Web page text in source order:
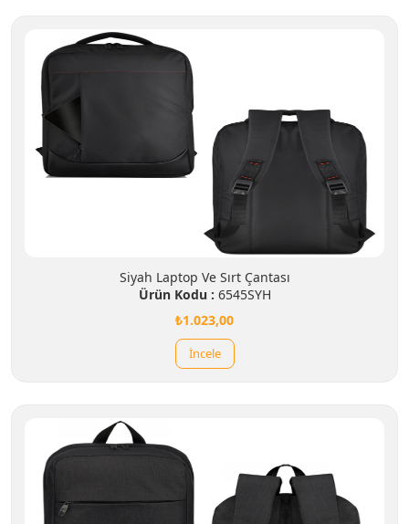
Siyah Laptop Ve Sırt Çantası
Ürün Kodu : 6545SYH
₺1.023,00
İncele